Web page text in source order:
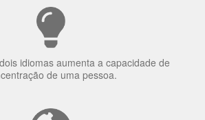
de uma pessoa.